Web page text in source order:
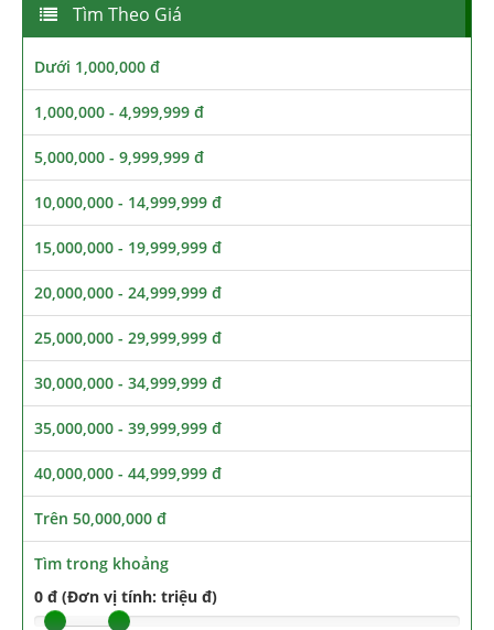
Tìm Theo Giá
Dưới 1,000,000 đ
1,000,000 - 4,999,999 đ
5,000,000 - 9,999,999 đ
10,000,000 - 14,999,999 đ
15,000,000 - 19,999,999 đ
20,000,000 - 24,999,999 đ
25,000,000 - 29,999,999 đ
30,000,000 - 34,999,999 đ
35,000,000 - 39,999,999 đ
40,000,000 - 44,999,999 đ
Trên 50,000,000 đ
Tìm trong khoảng
0 đ (Đơn vị tính: triệu đ)